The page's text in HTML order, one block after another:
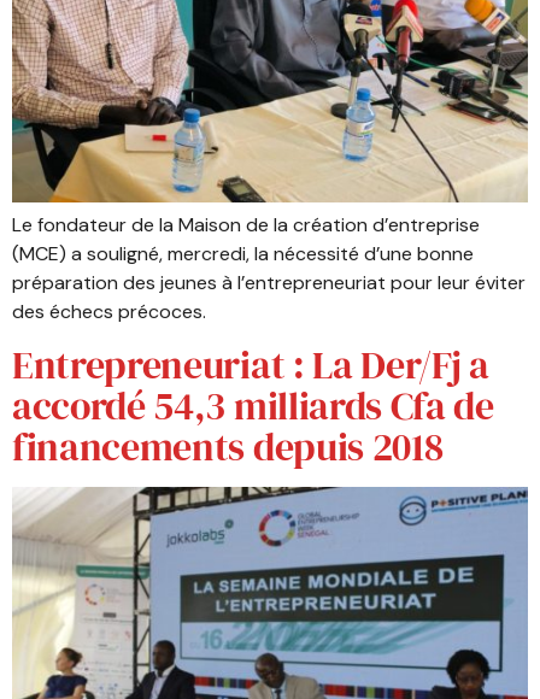
Le fondateur de la Maison de la création d’entreprise
(MCE) a souligné, mercredi, la nécessité d’une bonne
préparation des jeunes à l’entrepreneuriat pour leur éviter
des échecs précoces.
Entrepreneuriat : La Der/Fj a
accordé 54,3 milliards Cfa de
financements depuis 2018